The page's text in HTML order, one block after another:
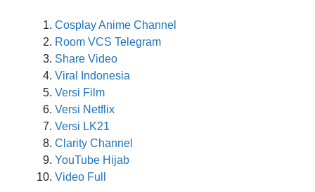
Cosplay Anime Channel
Room VCS Telegram
Share Video
Viral Indonesia
Versi Film
Versi Netflix
Versi LK21
Clarity Channel
YouTube Hijab
Video Full